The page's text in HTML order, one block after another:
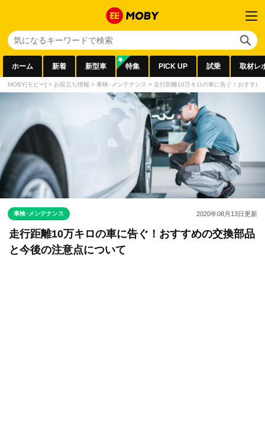
ホーム 新着 新型車 特集 PICK UP 試乗 取材レ
MOBY[モビー] > お役立ち情報 > 車検･メンテナンス > 走行距離10万キロの車に告ぐ！おすすめ
車検･メンテナンス 2020年08月13日更新
走行距離10万キロの車に告ぐ！おすすめの交換部品
と今後の注意点について